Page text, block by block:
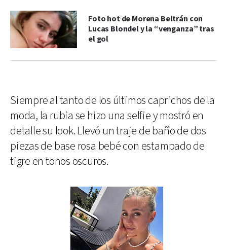
Foto hot de Morena Beltrán con
Lucas Blondel y la “venganza” tras
el gol
Siempre al tanto de los últimos caprichos de la
moda, la rubia se hizo una selfie y mostró en
detalle su look. Llevó un traje de baño de dos
piezas de base rosa bebé con estampado de
tigre en tonos oscuros.